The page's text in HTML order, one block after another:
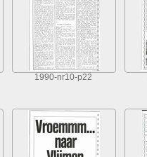
1990-nr10-p22